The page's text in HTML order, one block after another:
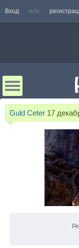
Вход или
Guld Ceter 17